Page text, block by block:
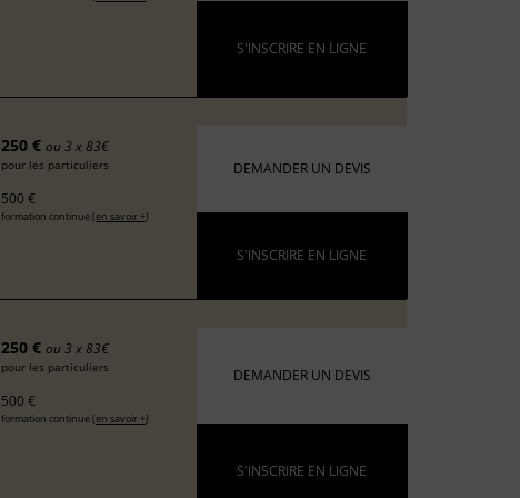
S'INSCRIRE EN LIGNE
250 € ou 3 x 83€
pour les particuliers
500 €
formation continue (en savoir +)
DEMANDER UN DEVIS
S'INSCRIRE EN LIGNE
250 € ou 3 x 83€
pour les particuliers
500 €
formation continue (en savoir +)
DEMANDER UN DEVIS
S'INSCRIRE EN LIGNE